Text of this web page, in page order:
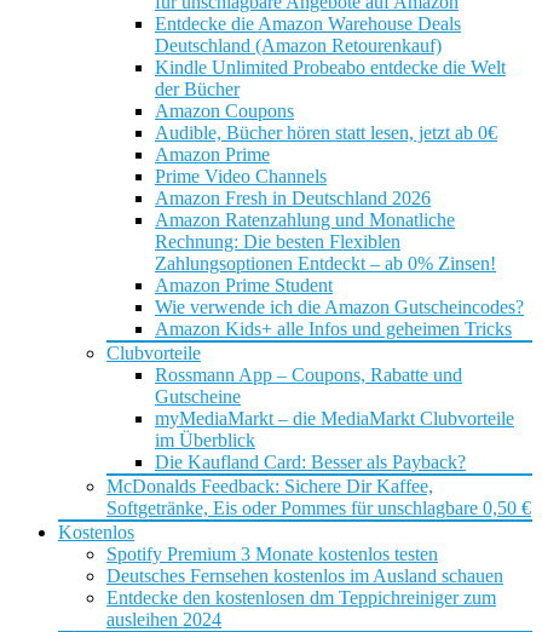
Entdecke die Amazon Warehouse Deals
Deutschland (Amazon Retourenkauf)
Kindle Unlimited Probeabo entdecke die Welt
der Bücher
Amazon Coupons
Audible, Bücher hören statt lesen, jetzt ab 0€
Amazon Prime
Prime Video Channels
Amazon Fresh in Deutschland 2026
Amazon Ratenzahlung und Monatliche
Rechnung: Die besten Flexiblen
Zahlungsoptionen Entdeckt – ab 0% Zinsen!
Amazon Prime Student
Wie verwende ich die Amazon Gutscheincodes?
Amazon Kids+ alle Infos und geheimen Tricks
Clubvorteile
Rossmann App – Coupons, Rabatte und
Gutscheine
myMediaMarkt – die MediaMarkt Clubvorteile
im Überblick
Die Kaufland Card: Besser als Payback?
McDonalds Feedback: Sichere Dir Kaffee,
Softgetränke, Eis oder Pommes für unschlagbare 0,50 €
Kostenlos
Spotify Premium 3 Monate kostenlos testen
Deutsches Fernsehen kostenlos im Ausland schauen
Entdecke den kostenlosen dm Teppichreiniger zum
ausleihen 2024